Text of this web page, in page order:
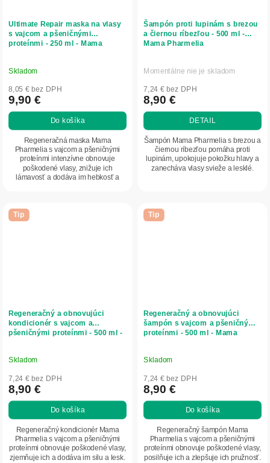
Ultimate Repair maska na vlasy
s vajcom a pšeničnými
proteínmi - 250 ml - Mama
Skladom
8,05 € bez DPH
9,90 €
Do košíka
Regeneračná maska Mama
Pharmelia s vajcom a pšeničnými
proteínmi intenzívne obnovuje
poškodené vlasy, znižuje ich
lámavosť a dodáva im hebkosť a
Šampón proti lupinám s brezou
a čiernou ríbezľou - 500 ml -
Mama Pharmelia
Momentálne nie je skladom
7,24 € bez DPH
8,90 €
DETAIL
Šampón Mama Pharmelia s brezou a
čiernou ríbezľou pomáha proti
lupinám, upokojuje pokožku hlavy a
zanecháva vlasy svieže a lesklé.
Tip
Regeneračný a obnovujúci
kondicionér s vajcom a
pšeničnými proteínmi - 500 ml -
Skladom
7,24 € bez DPH
8,90 €
Do košíka
Regeneračný kondicionér Mama
Pharmelia s vajcom a pšeničnými
proteínmi obnovuje poškodené vlasy,
zjemňuje ich a dodáva im silu a lesk.
Tip
Regeneračný a obnovujúci
šampón s vajcom a pšeničnými
proteínmi - 500 ml - Mama
Skladom
7,24 € bez DPH
8,90 €
Do košíka
Regeneračný šampón Mama
Pharmelia s vajcom a pšeničnými
proteínmi obnovuje poškodené vlasy,
posilňuje ich a zlepšuje ich pružnosť.